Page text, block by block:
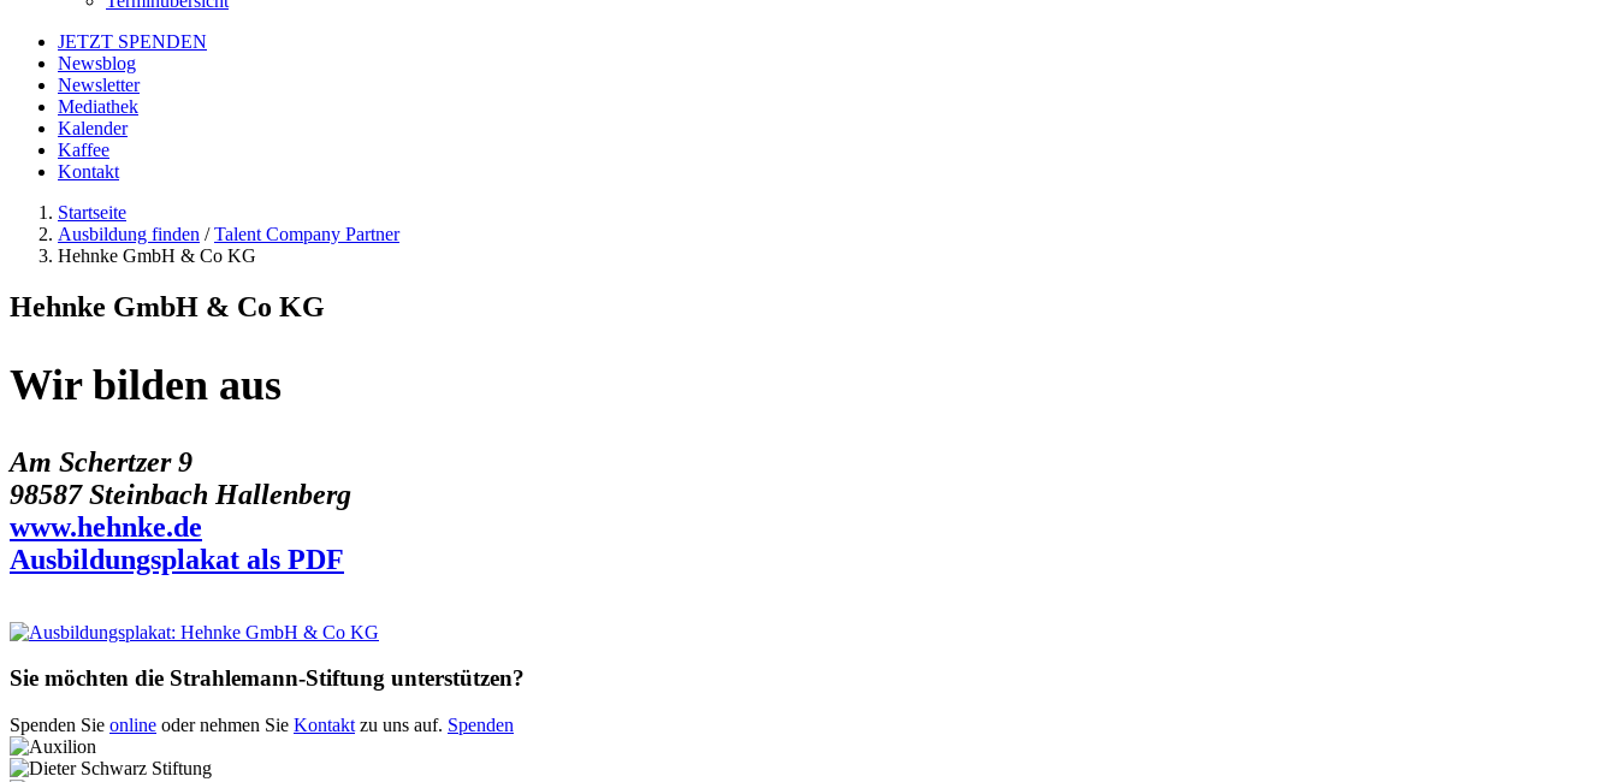
JETZT SPENDEN
Newsblog
Newsletter
Mediathek
Kalender
Kaffee
Kontakt
Startseite
Ausbildung finden /Talent Company Partner
Hehnke GmbH & Co KG
Hehnke GmbH & Co KG
Wir bilden aus
Am Schertzer 9
98587 Steinbach Hallenberg
www.hehnke.de
Ausbildungsplakat als PDF
Sie möchten die Strahlemann-Stiftung unterstützen?
Spenden Sie online oder nehmen Sie Kontakt zu uns auf. Spenden